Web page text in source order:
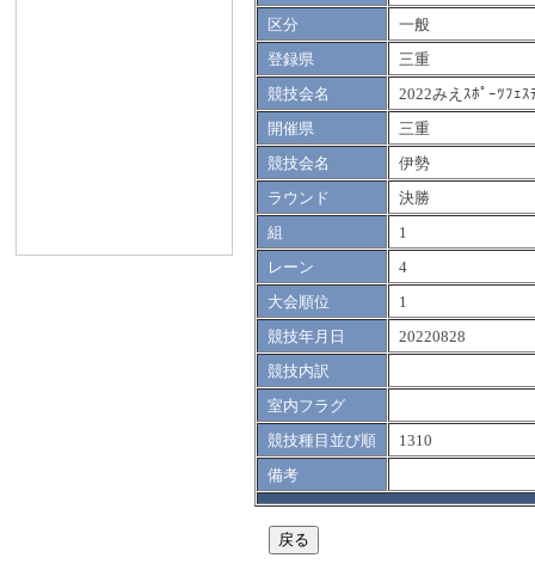
区分
一般
登録県
三重
競技会名
2022みえｽﾎﾟｰﾂﾌｪｽ
開催県
三重
競技会名
伊勢
ラウンド
決勝
組
1
レーン
4
大会順位
1
競技年月日
20220828
競技内訳
室内フラグ
競技種目並び順
1310
備考